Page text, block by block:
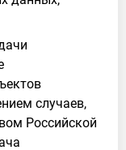
случаев,
Российской